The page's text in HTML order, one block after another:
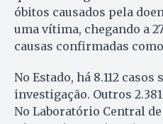
óbitos causados pela
uma vítima, chegando a
causas confirmadas
No Estado, há 8.112
investigação. Outros
No Laboratório Central de